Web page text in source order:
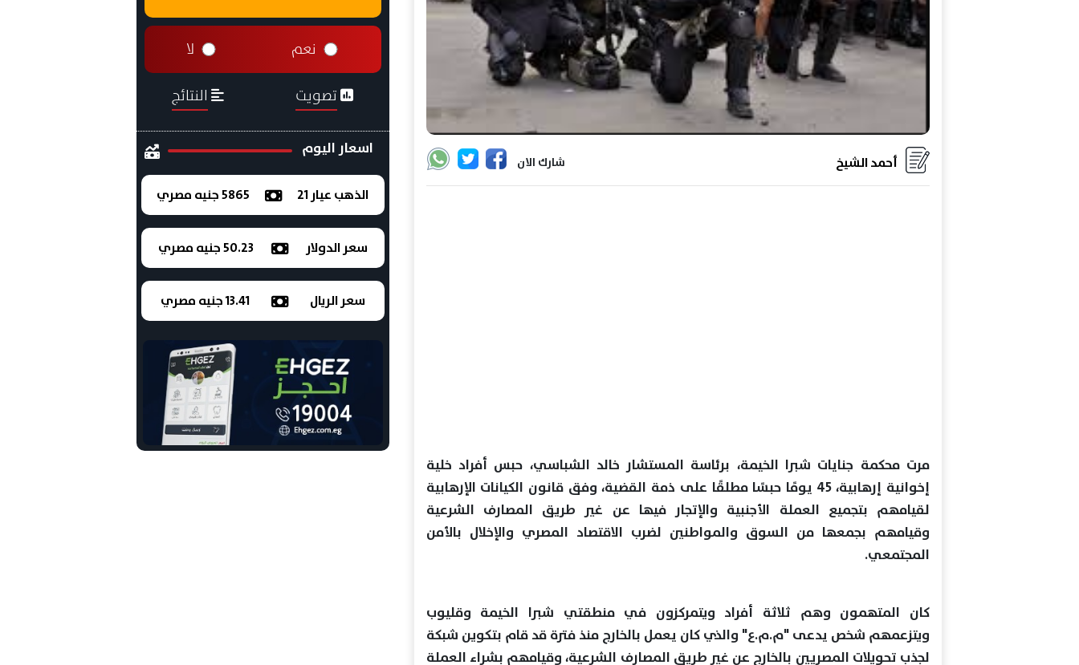
شارك الان أحمد الشيخ
مرت محكمة جنايات شبرا الخيمة، برئاسة المستشار خالد الشباسي، حبس أفراد خلية
إخوانية إرهابية، 45 يومًا حبسًا مطلقًا على ذمة القضية، وفق قانون الكيانات الإرهابية
لقيامهم بتجميع العملة الأجنبية والإتجار فيها عن غير طريق المصارف الشرعية
وقيامهم بجمعها من السوق والمواطنين لضرب الاقتصاد المصري والإخلال بالأمن
المجتمعي.
كان المتهمون وهم ثلاثة أفراد ويتمركزون في منطقتي شبرا الخيمة وقليوب
ويتزعمهم شخص يدعى "م.م.ع" والذي كان يعمل بالخارج منذ فترة قد قام بتكوين شبكة
لجذب تحويلات المصريين بالخارج عن غير طريق المصارف الشرعية، وقيامهم بشراء العملة
نعم لا
تصويت النتائج
اسعار اليوم
الذهب عيار 21 5865 جنيه مصري
سعر الدولار 50.23 جنيه مصري
سعر الريال 13.41 جنيه مصري